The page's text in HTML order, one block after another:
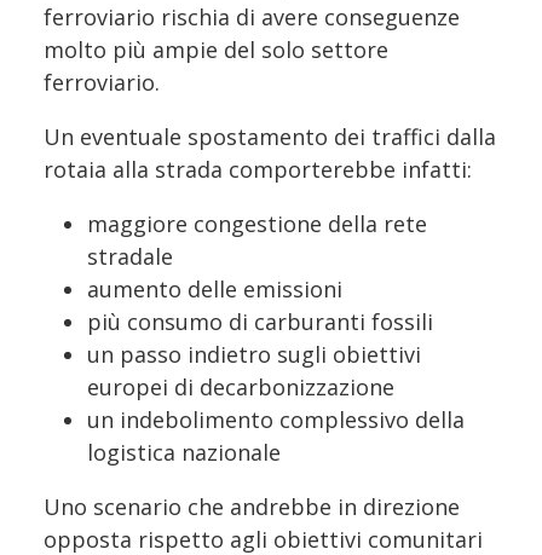
ferroviario rischia di avere conseguenze
molto più ampie del solo settore
ferroviario.
Un eventuale spostamento dei traffici dalla
rotaia alla strada comporterebbe infatti:
maggiore congestione della rete
stradale
aumento delle emissioni
più consumo di carburanti fossili
un passo indietro sugli obiettivi
europei di decarbonizzazione
un indebolimento complessivo della
logistica nazionale
Uno scenario che andrebbe in direzione
opposta rispetto agli obiettivi comunitari